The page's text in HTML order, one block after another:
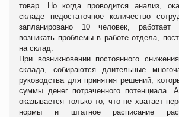
товар. Но когда проводится анализ,
складе недостаточное количество
запланировано 10 человек,
возникать проблемы в работе отдела,
на склад.
При возникновении постоянного
склада, собираются длительные
руководства для принятия решений,
суммы денег потраченного потенциала.
оказывается только то, что не хватает
нормы и штатное расписание